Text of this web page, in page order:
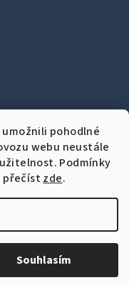
umožnili pohodlné
webu neustále
Podmínky
přečíst zde.
Souhlasím
cookies